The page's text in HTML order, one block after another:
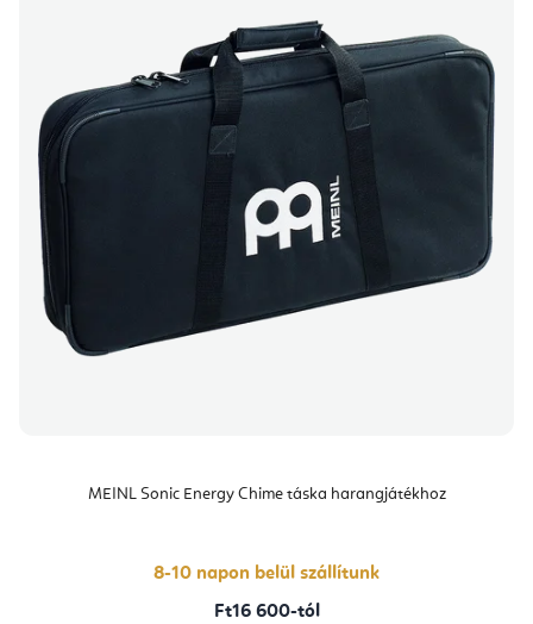
MEINL Sonic Energy Chime táska harangjátékhoz
8-10 napon belül szállítunk
Ft16 600-tól